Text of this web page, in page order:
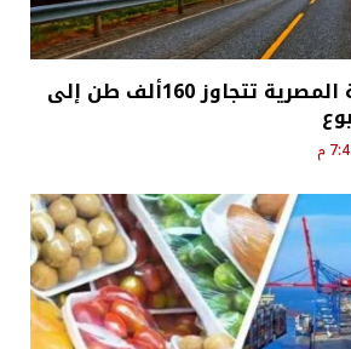
الصادرات الغذائية المصرية تتجاوز 160ألف طن إلى